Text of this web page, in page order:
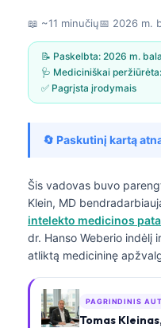
📖 ~11 minučių📅 2026 m.
📝 Paskelbta: 2026 m.
🩺 Mediciniškai peržiūrėta:
✅ Pagrįsta įrodymais
🔄 Paskutinį kartą
Šis vadovas buvo
Klein, MD
intelekto medicinos
dr. Hanso Weberio indėlį
atliktą medicininę
PAGRINDINIS
Tomas